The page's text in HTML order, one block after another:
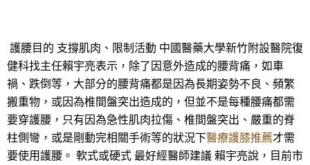
護腰目的 支撐肌肉、限制活動 中國醫藥大學新竹附設醫院復
健科找主任賴宇亮表示，除了因意外造成的腰背痛，如車
禍、跌倒等，大部分的腰背痛都是因為長期姿勢不良、頻繁
搬重物，或因為椎間盤突出造成的，但並不是每種腰痛都需
要穿護腰，只有因為急性肌肉拉傷、椎間盤突出、嚴重的脊
柱側彎，或是剛動完相關手術等的狀況下醫療護膝推薦才需
要使用護腰。 軟式或硬式 最好經醫師建議 賴宇亮說，目前市